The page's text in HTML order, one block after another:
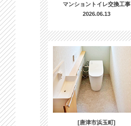
マンショントイレ交換工事
2026.06.13
[唐津市浜玉町]